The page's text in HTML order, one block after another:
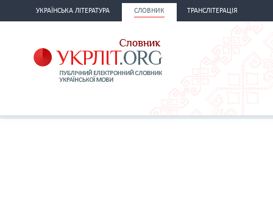
УКРАЇНСЬКА ЛІТЕРАТУРА СЛОВНИК ТРАНСЛІТЕРАЦІЯ